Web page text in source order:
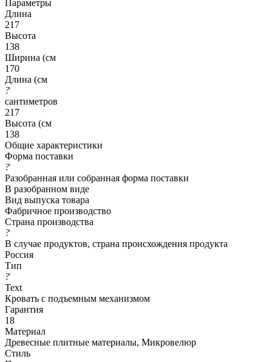
Параметры
Длина
217
Высота
138
Ширина (см
170
Длина (см
?
сантиметров
217
Высота (см
138
Общие характеристики
Форма поставки
?
Разобранная или собранная форма поставки
В разобранном виде
Вид выпуска товара
Фабричное производство
Страна производства
?
В случае продуктов, страна происхождения продукта
Россия
Тип
?
Text
Кровать с подъемным механизмом
Гарантия
18
Материал
Древесные плитные материалы, Микровелюр
Стиль